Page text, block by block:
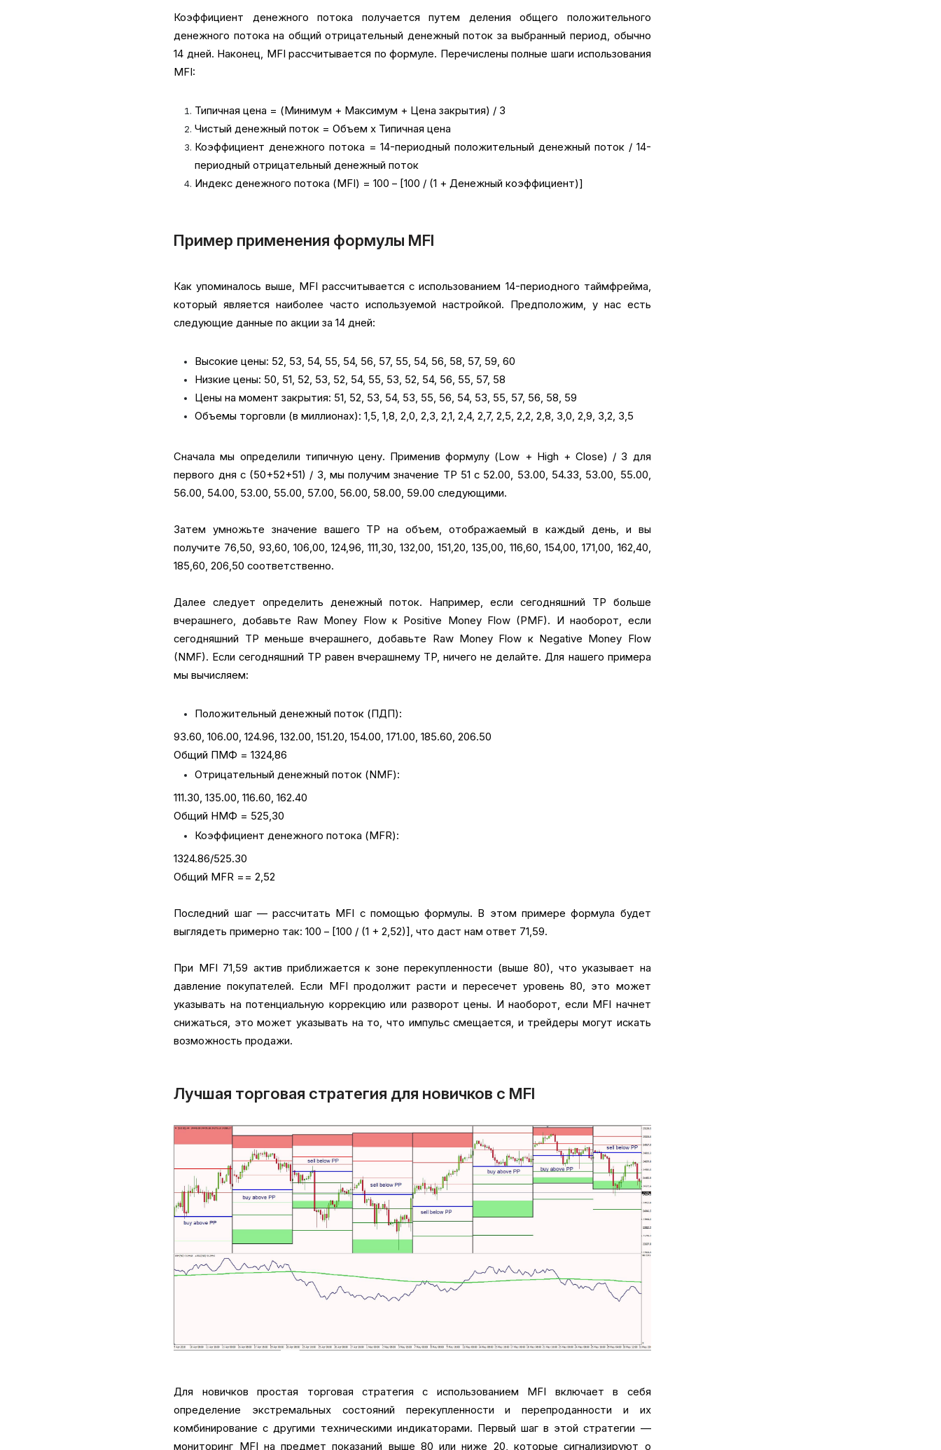
Коэффициент денежного потока получается путем деления общего положительного
денежного потока на общий отрицательный денежный поток за выбранный период, обычно
14 дней. Наконец, MFI рассчитывается по формуле. Перечислены полные шаги использования
MFI:
Типичная цена = (Минимум + Максимум + Цена закрытия) / 3
Чистый денежный поток = Объем x Типичная цена
Коэффициент денежного потока = 14-периодный положительный денежный поток / 14-
периодный отрицательный денежный поток
Индекс денежного потока (MFI) = 100 – [100 / (1 + Денежный коэффициент)]
Пример применения формулы MFI
Как упоминалось выше, MFI рассчитывается с использованием 14-периодного таймфрейма,
который является наиболее часто используемой настройкой. Предположим, у нас есть
следующие данные по акции за 14 дней:
Высокие цены: 52, 53, 54, 55, 54, 56, 57, 55, 54, 56, 58, 57, 59, 60
Низкие цены: 50, 51, 52, 53, 52, 54, 55, 53, 52, 54, 56, 55, 57, 58
Цены на момент закрытия: 51, 52, 53, 54, 53, 55, 56, 54, 53, 55, 57, 56, 58, 59
Объемы торговли (в миллионах): 1,5, 1,8, 2,0, 2,3, 2,1, 2,4, 2,7, 2,5, 2,2, 2,8, 3,0, 2,9, 3,2, 3,5
Сначала мы определили типичную цену. Применив формулу (Low + High + Close) / 3 для
первого дня с (50+52+51) / 3, мы получим значение TP 51 с 52.00, 53.00, 54.33, 53.00, 55.00,
56.00, 54.00, 53.00, 55.00, 57.00, 56.00, 58.00, 59.00 следующими.
Затем умножьте значение вашего TP на объем, отображаемый в каждый день, и вы
получите 76,50, 93,60, 106,00, 124,96, 111,30, 132,00, 151,20, 135,00, 116,60, 154,00, 171,00, 162,40,
185,60, 206,50 соответственно.
Далее следует определить денежный поток. Например, если сегодняшний TP больше
вчерашнего, добавьте Raw Money Flow к Positive Money Flow (PMF). И наоборот, если
сегодняшний TP меньше вчерашнего, добавьте Raw Money Flow к Negative Money Flow
(NMF). Если сегодняшний TP равен вчерашнему TP, ничего не делайте. Для нашего примера
мы вычисляем:
Положительный денежный поток (ПДП):
93.60, 106.00, 124.96, 132.00, 151.20, 154.00, 171.00, 185.60, 206.50
Общий ПМФ = 1324,86
Отрицательный денежный поток (NMF):
111.30, 135.00, 116.60, 162.40
Общий НМФ = 525,30
Коэффициент денежного потока (MFR):
1324.86/525.30
Общий MFR == 2,52
Последний шаг — рассчитать MFI с помощью формулы. В этом примере формула будет
выглядеть примерно так: 100 – [100 / (1 + 2,52)], что даст нам ответ 71,59.
При MFI 71,59 актив приближается к зоне перекупленности (выше 80), что указывает на
давление покупателей. Если MFI продолжит расти и пересечет уровень 80, это может
указывать на потенциальную коррекцию или разворот цены. И наоборот, если MFI начнет
снижаться, это может указывать на то, что импульс смещается, и трейдеры могут искать
возможность продажи.
Лучшая торговая стратегия для новичков с MFI
Для новичков простая торговая стратегия с использованием MFI включает в себя
определение экстремальных состояний перекупленности и перепроданности и их
комбинирование с другими техническими индикаторами. Первый шаг в этой стратегии —
мониторинг MFI на предмет показаний выше 80 или ниже 20, которые сигнализируют о